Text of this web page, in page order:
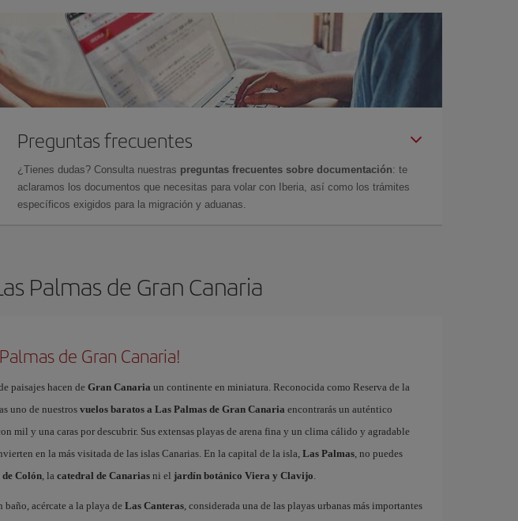
Preguntas frecuentes
¿Tienes dudas? Consulta nuestras preguntas frecuentes sobre documentación: te
aclaramos los documentos que necesitas para volar con Iberia, así como los trámites
específicos exigidos para la migración y aduanas.
Palmas de Gran Canaria
de Gran Canaria!
paisajes hacen de Gran Canaria un continente en miniatura. Reconocida como Reserva de la
uno de nuestrosvuelos baratos a Las Palmas de Gran Canaria encontrarás un auténtico
mil y una caras por descubrir. Sus extensas playas de arena fina y un clima cálido y agradable
en la más visitada de las islas Canarias. En la capital de la isla, Las Palmas, no puedes
de Colón, la catedral de Canariasni el jardín botánico Viera y Clavijo.
baño, acércate a la playa de Las Canteras, considerada una de las playas urbanas más importantes